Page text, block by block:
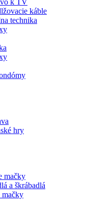
k TV
káble
technika
hry
mačky
a škrábadlá
mačky